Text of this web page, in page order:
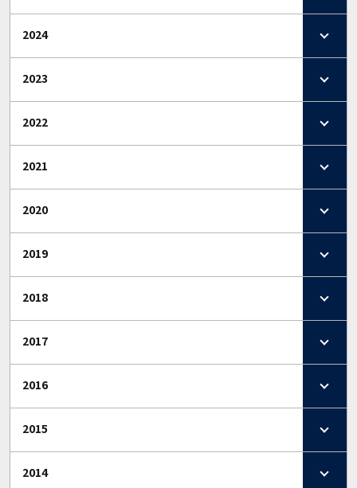
2024
2023
2022
2021
2020
2019
2018
2017
2016
2015
2014